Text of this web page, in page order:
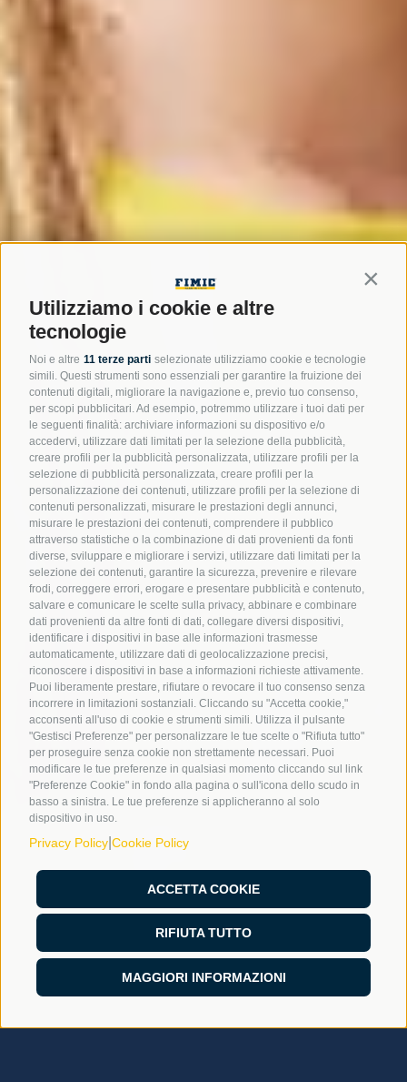
Utilizziamo i cookie e altre
tecnologie
Noi e altre 11 terze parti selezionate utilizziamo cookie e tecnologie
simili. Questi strumenti sono essenziali per garantire la fruizione dei
contenuti digitali, migliorare la navigazione e, previo tuo consenso,
per scopi pubblicitari. Ad esempio, potremmo utilizzare i tuoi dati per
le seguenti finalità: archiviare informazioni su dispositivo e/o
accedervi, utilizzare dati limitati per la selezione della pubblicità,
creare profili per la pubblicità personalizzata, utilizzare profili per la
selezione di pubblicità personalizzata, creare profili per la
personalizzazione dei contenuti, utilizzare profili per la selezione di
contenuti personalizzati, misurare le prestazioni degli annunci,
misurare le prestazioni dei contenuti, comprendere il pubblico
attraverso statistiche o la combinazione di dati provenienti da fonti
diverse, sviluppare e migliorare i servizi, utilizzare dati limitati per la
selezione dei contenuti, garantire la sicurezza, prevenire e rilevare
frodi, correggere errori, erogare e presentare pubblicità e contenuto,
salvare e comunicare le scelte sulla privacy, abbinare e combinare
dati provenienti da altre fonti di dati, collegare diversi dispositivi,
identificare i dispositivi in base alle informazioni trasmesse
automaticamente, utilizzare dati di geolocalizzazione precisi,
riconoscere i dispositivi in base a informazioni richieste attivamente.
Puoi liberamente prestare, rifiutare o revocare il tuo consenso senza
incorrere in limitazioni sostanziali. Cliccando su "Accetta cookie,"
acconsenti all'uso di cookie e strumenti simili. Utilizza il pulsante
"Gestisci Preferenze" per personalizzare le tue scelte o "Rifiuta tutto"
per proseguire senza cookie non strettamente necessari. Puoi
modificare le tue preferenze in qualsiasi momento cliccando sul link
"Preferenze Cookie" in fondo alla pagina o sull'icona dello scudo in
basso a sinistra. Le tue preferenze si applicheranno al solo
dispositivo in uso.
Privacy Policy Cookie Policy
ACCETTA COOKIE
RIFIUTA TUTTO
MAGGIORI INFORMAZIONI